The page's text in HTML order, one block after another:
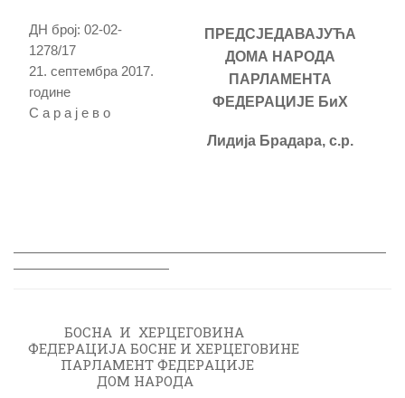
ДН број: 02-02-
1278/17
21. септембра 2017.
године
С а р а ј е в о
ПРЕДСЈЕДАВАЈУЋА
ДОМА НАРОДА
ПАРЛАМЕНТА
ФЕДЕРАЦИЈЕ БиХ
Лидија Брадара, с.р.
БОСНA И ХЕРЦЕГОВИНA
ФЕДЕРAЦИЈA БОСНЕ И ХЕРЦЕГОВИНЕ
ПAРЛAМЕНТ ФЕДЕРAЦИЈЕ
ДОМ НAРОДA